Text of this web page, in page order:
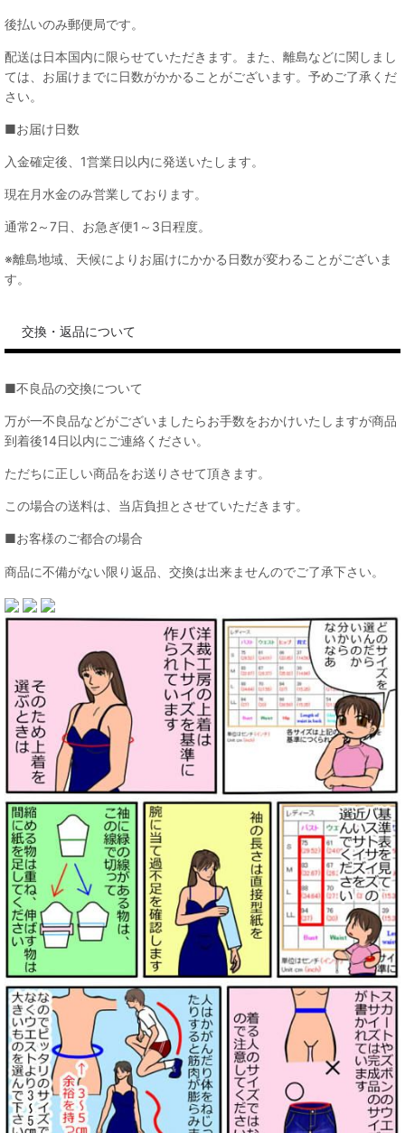
後払いのみ郵便局です。
配送は日本国内に限らせていただきます。また、離島などに関しまし
ては、お届けまでに日数がかかることがございます。予めご了承くだ
さい。
■お届け日数
入金確定後、1営業日以内に発送いたします。
現在月水金のみ営業しております。
通常2～7日、お急ぎ便1～3日程度。
※離島地域、天候によりお届けにかかる日数が変わることがございま
す。
交換・返品について
■不良品の交換について
万が一不良品などがございましたらお手数をおかけいたしますが商品
到着後14日以内にご連絡ください。
ただちに正しい商品をお送りさせて頂きます。
この場合の送料は、当店負担とさせていただきます。
■お客様のご都合の場合
商品に不備がない限り返品、交換は出来ませんのでご了承下さい。